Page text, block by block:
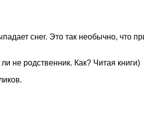
снег. Это так необычно, что
не родственник. Как? Читая книги)